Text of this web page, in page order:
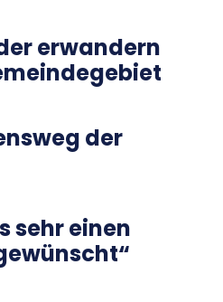
erwandern
der
sehr einen